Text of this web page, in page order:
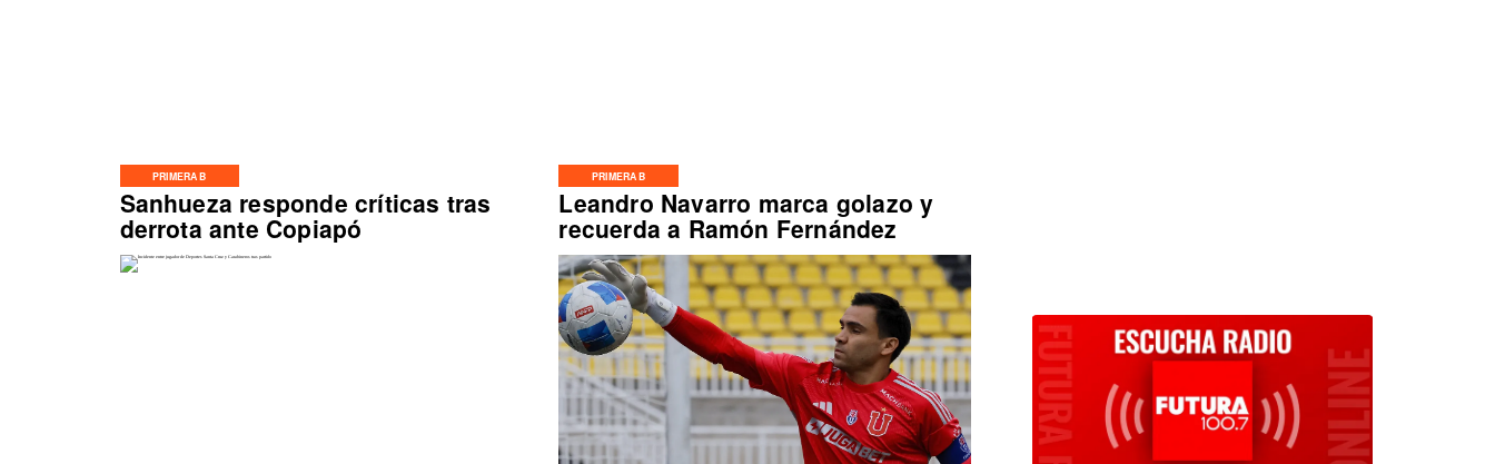
PRIMERA B
Sanhueza responde críticas tras
derrota ante Copiapó
PRIMERA B
Leandro Navarro marca golazo y
recuerda a Ramón Fernández